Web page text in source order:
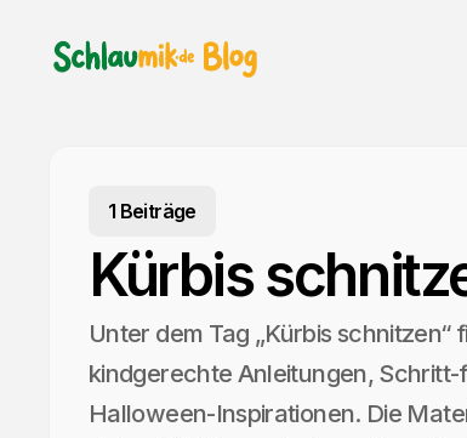
1 Beiträge
Kürbis
Unter dem Tag „Kürbis
kindgerechte Anleitungen,
Halloween-Inspirationen. Die